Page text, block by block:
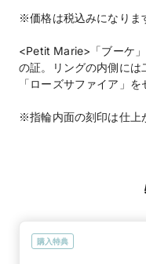
※価格は税込みになりま
<Petit Marie>「ブーケ
の証。リングの内側には
「ローズサファイア」を
※指輪内面の刻印は仕上
購入特典